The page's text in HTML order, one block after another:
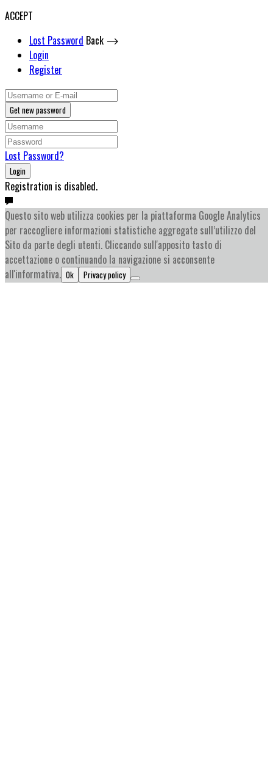
ACCEPT
Lost Password Back ⟶
Login
Register
Get new password
Lost Password?
Login
Registration is disabled.
Questo sito web utilizza cookies per la piattaforma Google Analytics
per raccogliere informazioni statistiche aggregate sull’utilizzo del
Sito da parte degli utenti. Cliccando sull'apposito tasto di
accettazione o continuando la navigazione si acconsente
all'informativa. Ok Privacy policy